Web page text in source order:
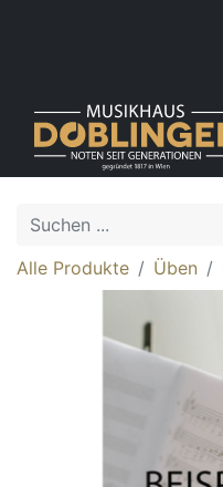
Alle Produkte Üben